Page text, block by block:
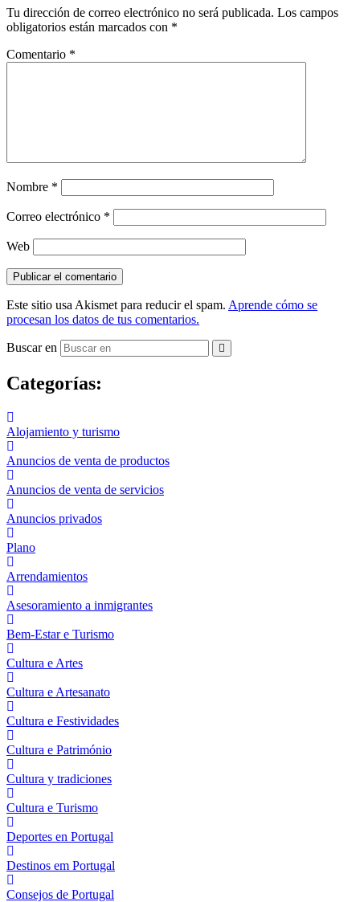
Tu dirección de correo electrónico no será publicada. Los campos
obligatorios están marcados con *
Comentario *
Nombre *
Correo electrónico *
Web
Este sitio usa Akismet para reducir el spam. Aprende cómo se
procesan los datos de tus comentarios.
Buscar en
Categorías:
Alojamiento y turismo
Anuncios de venta de productos
Anuncios de venta de servicios
Anuncios privados
Plano
Arrendamientos
Asesoramiento a inmigrantes
Bem-Estar e Turismo
Cultura e Artes
Cultura e Artesanato
Cultura e Festividades
Cultura e Património
Cultura y tradiciones
Cultura e Turismo
Deportes en Portugal
Destinos em Portugal
Consejos de Portugal